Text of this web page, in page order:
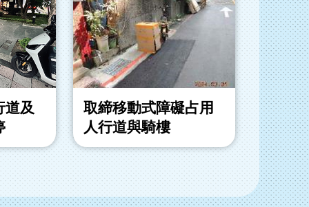
道及
取締移動式障礙占用
人行道與騎樓
取締
動式